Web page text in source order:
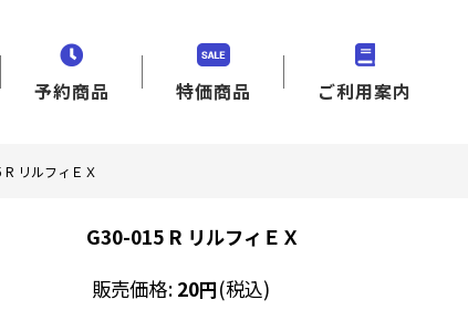
予約商品 特価商品 ご利用案内
リルフィＥＸ
G30-015 R リルフィＥＸ
販売価格: 20円(税込)